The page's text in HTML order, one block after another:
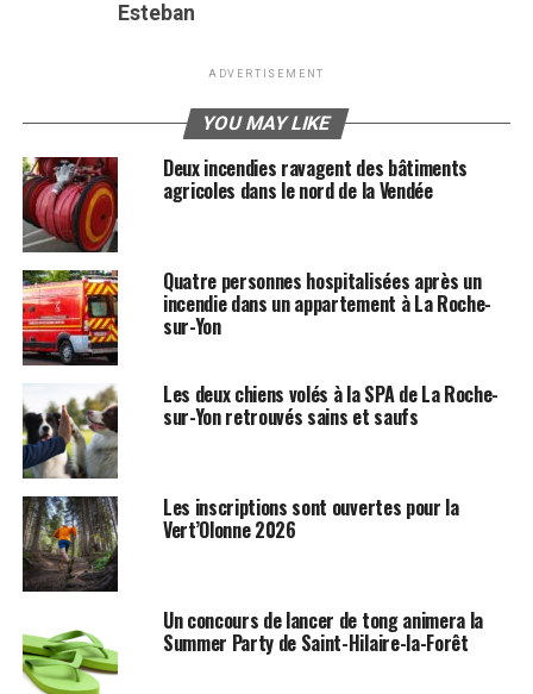
Esteban
ADVERTISEMENT
YOU MAY LIKE
Deux incendies ravagent des bâtiments
agricoles dans le nord de la Vendée
Quatre personnes hospitalisées après un
incendie dans un appartement à La Roche-
sur-Yon
Les deux chiens volés à la SPA de La Roche-
sur-Yon retrouvés sains et saufs
Les inscriptions sont ouvertes pour la
Vert’Olonne 2026
Un concours de lancer de tong animera la
Summer Party de Saint-Hilaire-la-Forêt